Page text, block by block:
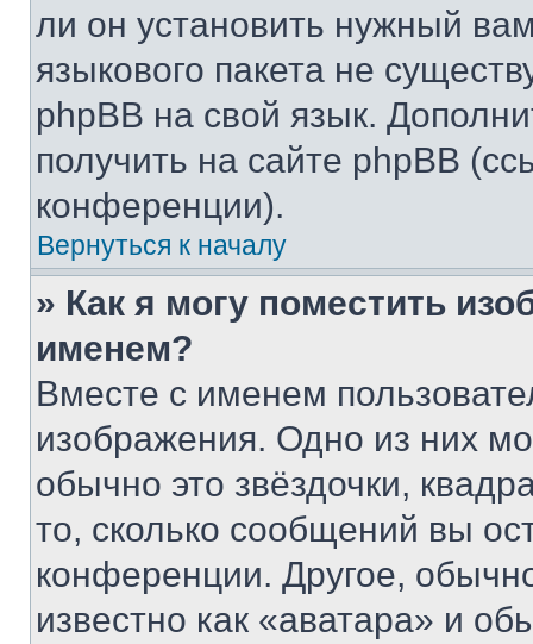
ли он установить нужный
языкового пакета не
phpBB на свой язык.
получить на сайте phpBB
конференции).
Вернуться к началу
» Как я могу поместить
именем?
Вместе с именем
изображения. Одно из них
обычно это звёздочки,
то, сколько сообщений вы
конференции. Другое,
известно как «аватара» и